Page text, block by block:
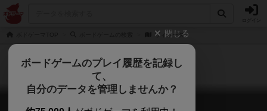
ヴィネータ
ヴィネータ
閉じる
ボードゲームのプレイ履歴を記録し
て、
自分のデータを管理しませんか？